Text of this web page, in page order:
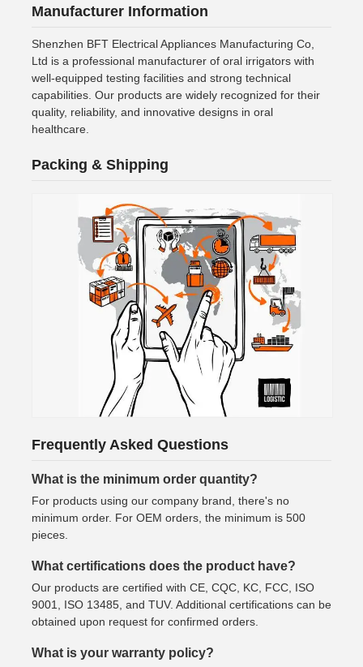
Manufacturer Information
Shenzhen BFT Electrical Appliances Manufacturing Co,
Ltd is a professional manufacturer of oral irrigators with
well-equipped testing facilities and strong technical
capabilities. Our products are widely recognized for their
quality, reliability, and innovative designs in oral
healthcare.
Packing & Shipping
Frequently Asked Questions
What is the minimum order quantity?
For products using our company brand, there's no
minimum order. For OEM orders, the minimum is 500
pieces.
What certifications does the product have?
Our products are certified with CE, CQC, KC, FCC, ISO
9001, ISO 13485, and TUV. Additional certifications can be
obtained upon request for confirmed orders.
What is your warranty policy?